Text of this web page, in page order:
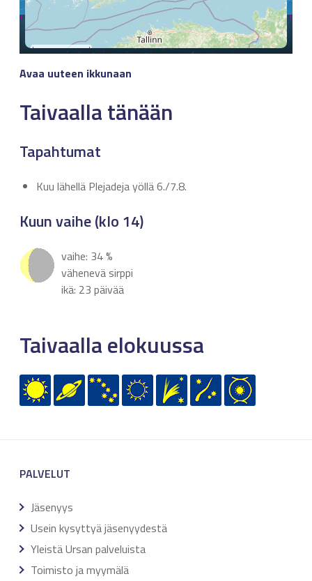
Avaa uuteen ikkunaan
Taivaalla tänään
Tapahtumat
Kuu lähellä Plejadeja yöllä 6./7.8.
Kuun vaihe (klo 14)
vaihe: 34 %
vähenevä sirppi
ikä: 23 päivää
Taivaalla elokuussa
PALVELUT
Jäsenyys
Usein kysyttyä jäsenyydestä
Yleistä Ursan palveluista
Toimisto ja myymälä